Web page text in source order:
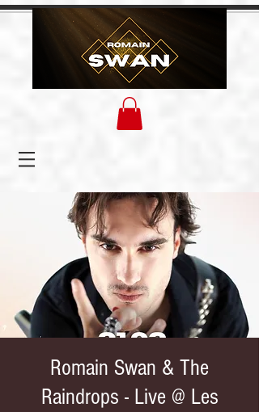
Romain Swan & The
Raindrops - Live @ Les